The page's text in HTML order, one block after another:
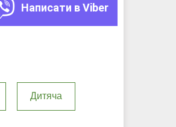
Написати в Viber
Дитяча